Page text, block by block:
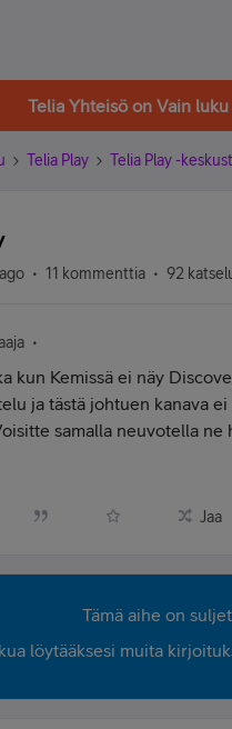
Telia Yhteisö on Vain
Telia Play Telia Play -
11 kommenttia 92
kun Kemissä ei näy
ja tästä johtuen kanava
samalla neuvotella ne
Jaa
Tämä aihe on
löytääksesi muita